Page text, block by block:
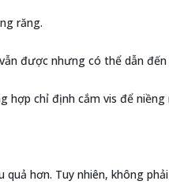
răng.
được nhưng có thể dẫn
hợp chỉ định cắm vis để niềng
quả hơn. Tuy nhiên, không